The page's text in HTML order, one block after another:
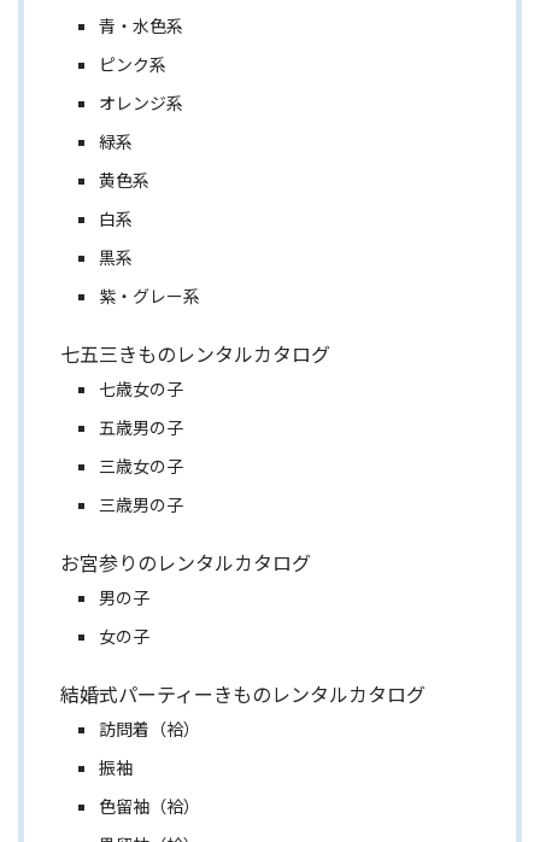
青・水色系
ピンク系
オレンジ系
緑系
黄色系
白系
黒系
紫・グレー系
七五三きものレンタルカタログ
七歳女の子
五歳男の子
三歳女の子
三歳男の子
お宮参りのレンタルカタログ
男の子
女の子
結婚式パーティーきものレンタルカタログ
訪問着（袷）
振袖
色留袖（袷）